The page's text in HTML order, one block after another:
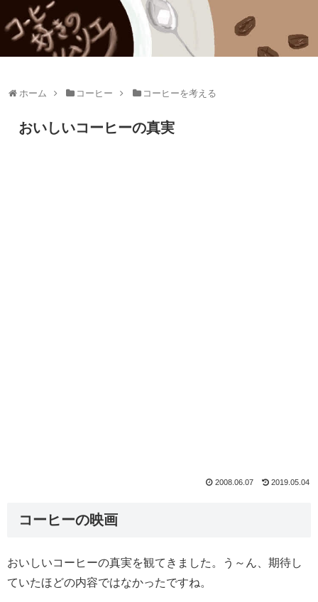
ホーム コーヒー コーヒーを考える
おいしいコーヒーの真実
2008.06.07 2019.05.04
コーヒーの映画
おいしいコーヒーの真実を観てきました。う～ん、期待し
ていたほどの内容ではなかったですね。